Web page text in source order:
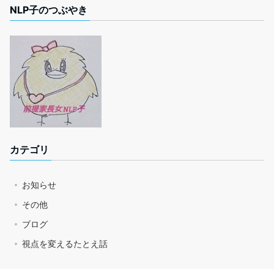
NLP子のつぶやき
カテゴリ
お知らせ
その他
ブログ
視点を変えるたとえ話